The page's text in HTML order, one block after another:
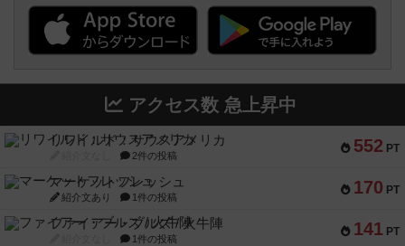
アクセス数 急上昇中
552 PT
リワイルド：サウスアメリカ
2件の投稿
170 PT
マーケットフレッシュ
紹介文あり 1件の投稿
141 PT
ファイアー・ブルズ / 火牛陣
1件の投稿